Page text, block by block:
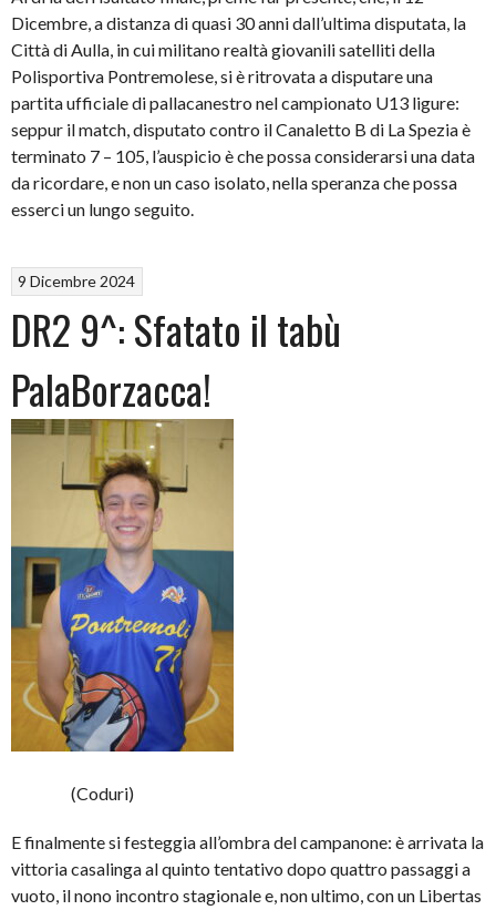
Dicembre, a distanza di quasi 30 anni dall’ultima disputata, la
Città di Aulla, in cui militano realtà giovanili satelliti della
Polisportiva Pontremolese, si è ritrovata a disputare una
partita ufficiale di pallacanestro nel campionato U13 ligure:
seppur il match, disputato contro il Canaletto B di La Spezia è
terminato 7 – 105, l’auspicio è che possa considerarsi una data
da ricordare, e non un caso isolato, nella speranza che possa
esserci un lungo seguito.
9 Dicembre 2024
DR2 9^: Sfatato il tabù
PalaBorzacca!
(Coduri)
E finalmente si festeggia all’ombra del campanone: è arrivata la
vittoria casalinga al quinto tentativo dopo quattro passaggi a
vuoto, il nono incontro stagionale e, non ultimo, con un Libertas